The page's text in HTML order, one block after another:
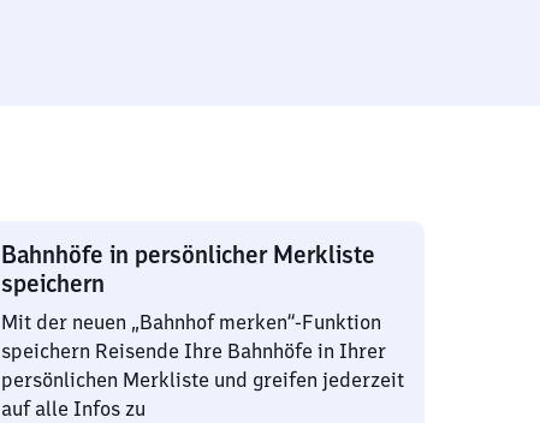
Bahnhöfe in persönlicher Merkliste
speichern
Mit der neuen „Bahnhof merken“-Funktion
speichern Reisende Ihre Bahnhöfe in Ihrer
persönlichen Merkliste und greifen jederzeit
auf alle Infos zu